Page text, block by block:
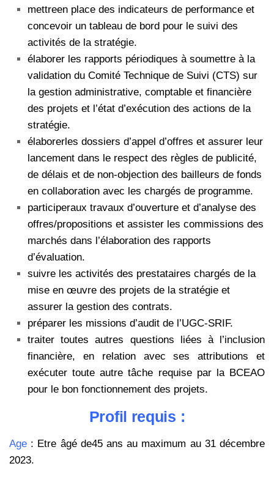
mettreen place des indicateurs de performance et
concevoir un tableau de bord pour le suivi des
activités de la stratégie.
élaborer les rapports périodiques à soumettre à la
validation du Comité Technique de Suivi (CTS) sur
la gestion administrative, comptable et financière
des projets et l’état d’exécution des actions de la
stratégie.
élaborerles dossiers d’appel d’offres et assurer leur
lancement dans le respect des règles de publicité,
de délais et de non-objection des bailleurs de fonds
en collaboration avec les chargés de programme.
participeraux travaux d’ouverture et d’analyse des
offres/propositions et assister les commissions des
marchés dans l’élaboration des rapports
d’évaluation.
suivre les activités des prestataires chargés de la
mise en œuvre des projets de la stratégie et
assurer la gestion des contrats.
préparer les missions d’audit de l’UGC-SRIF.
traiter toutes autres questions liées à l’inclusion
financière, en relation avec ses attributions et
exécuter toute autre tâche requise par la BCEAO
pour le bon fonctionnement des projets.
Profil requis :
Age : Etre âgé de45 ans au maximum au 31 décembre
2023.